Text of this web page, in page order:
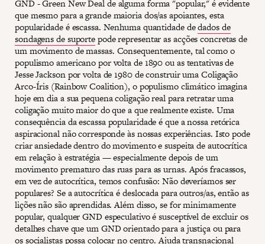
GND - Green New Deal de alguma forma "popular," é evidente
que mesmo para a grande maioria dos/as apoiantes, esta
popularidade é escassa. Nenhuma quantidade dedados de
sondagens de suportepode representar as acções concretas de
um movimento de massas. Consequentemente, tal como o
populismo americano por volta de 1890 ou as tentativas de
Jesse Jackson por volta de 1980 de construir uma Coligação
Arco-Íris (Rainbow Coalition), o populismo climático imagina
hoje em dia a sua pequena coligação real para retratar uma
coligação muito maior do que a que realmente existe. Uma
consequência da escassa popularidade é que a nossa retórica
aspiracional não corresponde às nossas experiências. Isto pode
criar ansiedade dentro do movimento e suspeita de autocrítica
em relação à estratégia — especialmente depois de um
movimento prematuro das ruas para as urnas. Após fracassos,
em vez de autocrítica, temos confusão: Não deveríamos ser
populares? Se a autocrítica é deslocada para outros/as, então as
lições não são aprendidas. Além disso, se for minimamente
popular, qualquer GND especulativo é susceptível de excluir os
detalhes chave que um GND orientado para a justiça ou para
os socialistas possa colocar no centro. Ajuda transnacional